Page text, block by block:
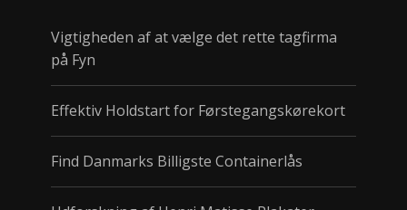
Vigtigheden af at vælge det rette tagfirma
på Fyn
Effektiv Holdstart for Førstegangskørekort
Find Danmarks Billigste Containerlås